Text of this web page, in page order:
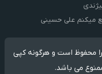
میکنم علی حسینی
محفوظ است و هرگونه کپی
می باشد.